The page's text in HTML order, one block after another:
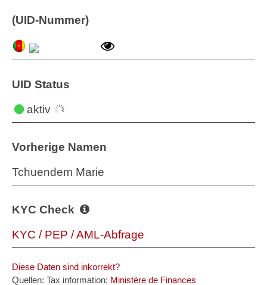
(UID-Nummer)
UID Status
aktiv
Vorherige Namen
Tchuendem Marie
KYC Check
KYC / PEP / AML-Abfrage
Diese Daten sind inkorrekt?
Quellen: Tax information: Ministère de Finances